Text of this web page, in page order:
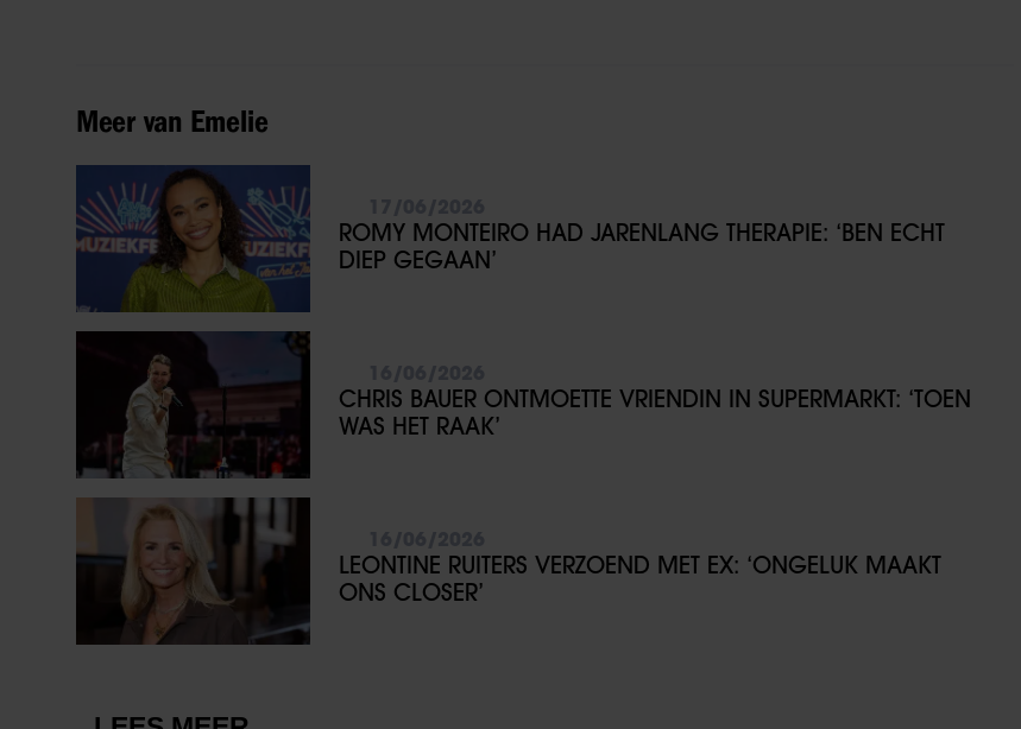
Meer van Emelie
ROMY MONTEIRO HAD JARENLANG THERAPIE: ‘BEN ECHT
DIEP GEGAAN’
CHRIS BAUER ONTMOETTE VRIENDIN IN SUPERMARKT: ‘TOEN
WAS HET RAAK’
LEONTINE RUITERS VERZOEND MET EX: ‘ONGELUK MAAKT
ONS CLOSER’